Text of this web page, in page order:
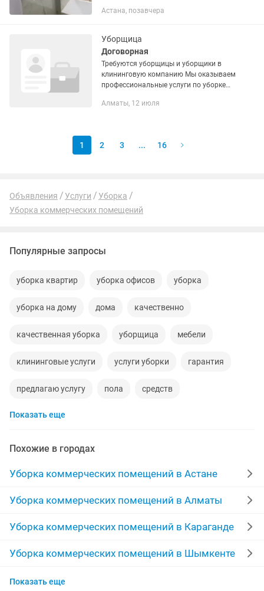
Астана, позавчера
Уборщица
Договорная
Требуются уборщицы и уборщики в
клининговую компанию Мы оказываем
профессиональные услуги по уборке
и служебных помещений. Требования к
Алматы, 12 июля
1 2 3 ... 16
Объявления Услуги
Уборка
Уборка коммерческих помещений
Популярные запросы
уборка квартир уборка офисов уборка
уборка на дому дома качественно
качественная уборка уборщица мебели
клининговые услуги услуги уборки гарантия
предлагаю услугу пола средств
клининговая компания
уборка влажная строительная клининга
уборка генеральная клининг уборка
влажная генеральная уборка услуги по уборке
клининговая клининг генеральная пыли
ищу уборщицу
Показать еще
Похожие в городах
Уборка коммерческих помещений в Астане
Уборка коммерческих помещений в Алматы
Уборка коммерческих помещений в Караганде
Уборка коммерческих помещений в Шымкенте
Уборка коммерческих помещений в Усть-
Показать еще